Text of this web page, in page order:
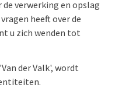
verwerking en opslag
heeft over de
u zich wenden tot
der Valk', wordt